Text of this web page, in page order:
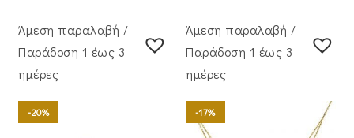
Άμεση παραλαβή /
Παράδoση 1 έως 3
ημέρες
-20%
Άμεση παραλαβή /
Παράδoση 1 έως 3
ημέρες
-17%